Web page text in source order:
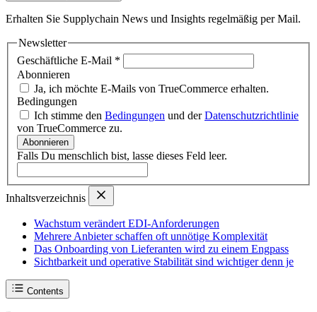
Erhalten Sie Supplychain News und Insights regelmäßig per Mail.
Newsletter
Geschäftliche E-Mail *
Abonnieren
Ja, ich möchte E-Mails von TrueCommerce erhalten.
Bedingungen
Ich stimme den Bedingungen und derDatenschutzrichtlinie
von TrueCommerce zu.
Abonnieren
Falls Du menschlich bist, lasse dieses Feld leer.
Inhaltsverzeichnis
Wachstum verändert EDI-Anforderungen
Mehrere Anbieter schaffen oft unnötige Komplexität
Das Onboarding von Lieferanten wird zu einem Engpass
Sichtbarkeit und operative Stabilität sind wichtiger denn je
Contents